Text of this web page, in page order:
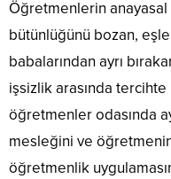
Öğretmenlerin anayasal
bütünlüğünü bozan,
babalarından ayrı
işsizlik arasında
öğretmenler odasında
mesleğini ve
öğretmenlik